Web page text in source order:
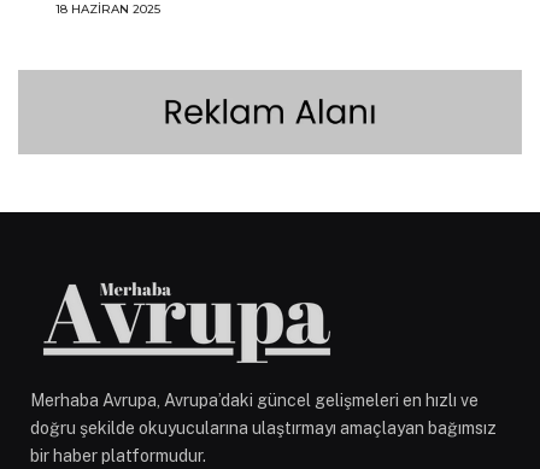
18 HAZIRAN 2025
Merhaba Avrupa, Avrupa’daki güncel gelişmeleri en hızlı ve
doğru şekilde okuyucularına ulaştırmayı amaçlayan bağımsız
bir haber platformudur.